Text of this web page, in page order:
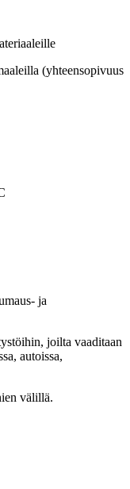
(yhteensopivuus
ja
joilta vaaditaan
autoissa,
välillä.